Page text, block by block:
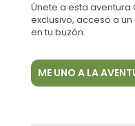
Únete a esta aventura
exclusivo, acceso a
en tu buzón.
ME UNO A LA